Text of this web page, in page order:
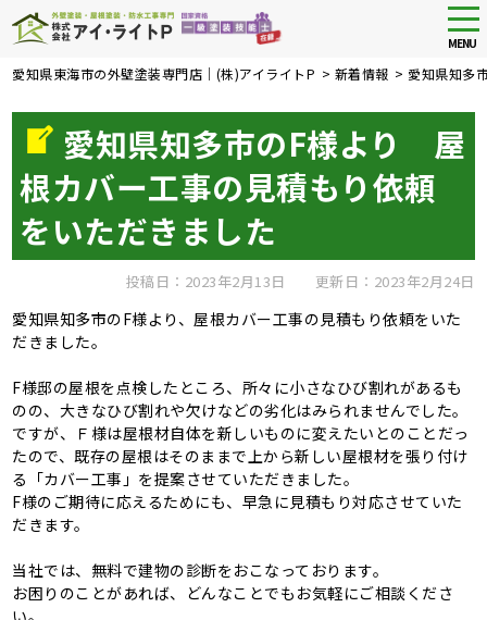
Skip
main
content
MENU
愛知県東海市の外壁塗装専門店｜(株)アイライトP > 新着情報 > 愛知県知多
愛知県知多市のF様より 屋
根カバー工事の見積もり依頼
をいただきました
投稿日：2023年2月13日 更新日：2023年2月24日
愛知県知多市のF様より、屋根カバー工事の見積もり依頼をいた
だきました。
F様邸の屋根を点検したところ、所々に小さなひび割れがあるも
のの、大きなひび割れや欠けなどの劣化はみられませんでした。
ですが、Ｆ様は屋根材自体を新しいものに変えたいとのことだっ
たので、既存の屋根はそのままで上から新しい屋根材を張り付け
る「カバー工事」を提案させていただきました。
F様のご期待に応えるためにも、早急に見積もり対応させていた
だきます。
当社では、無料で建物の診断をおこなっております。
お困りのことがあれば、どんなことでもお気軽にご相談くださ
い。